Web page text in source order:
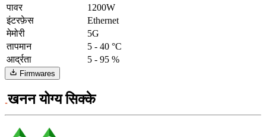
पावर
1200W
इंटरफ़ेस
Ethernet
मेमोरी
5G
तापमान
5 - 40 °C
आर्द्रता
5 - 95 %
Firmwares
खनन योग्य सिक्के